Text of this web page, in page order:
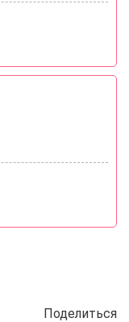
Поделиться